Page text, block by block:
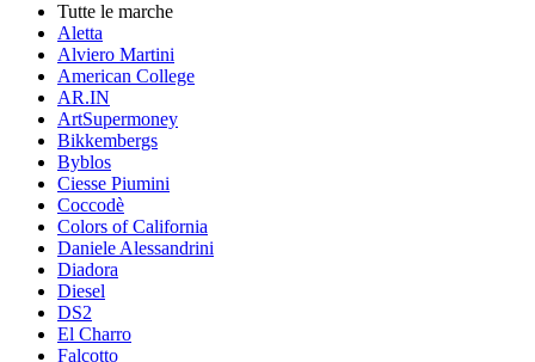
Tutte le marche
Aletta
Alviero Martini
American College
AR.IN
ArtSupermoney
Bikkembergs
Byblos
Ciesse Piumini
Coccodè
Colors of California
Daniele Alessandrini
Diadora
Diesel
DS2
El Charro
Falcotto